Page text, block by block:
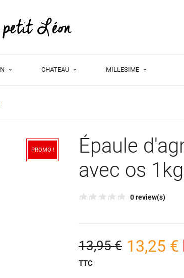
CHATEAU MILLESIME
PROMO !
Épaule
avec os 1kg
0 review(s)
13,95 € 13,25 €
TTC